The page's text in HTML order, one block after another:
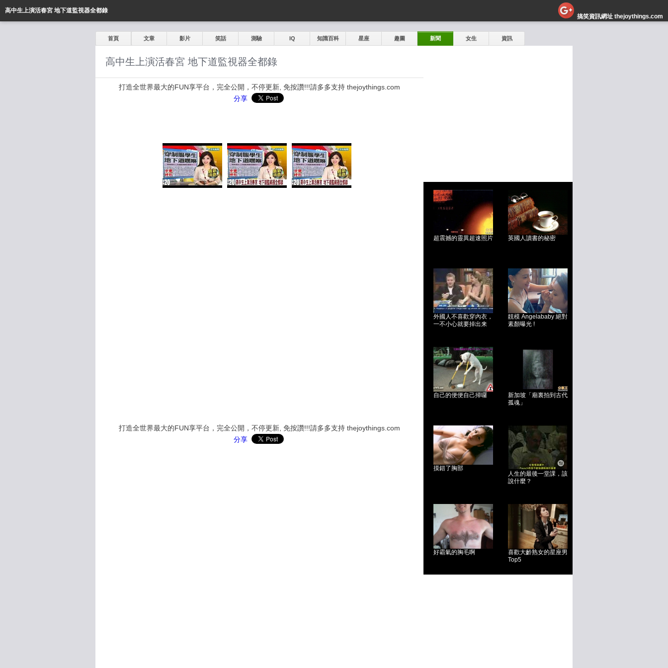
高中生上演活春宮 地下道監視器全都錄
搞笑資訊網址 thejoythings.com
首頁 文章 影片 笑話 測驗 IQ 知識百科 星座 趣圖 新聞 女生 資訊
超震撼的靈異超速照片 英國人讀書的秘密
外國人不喜歡穿內衣，
一不小心就要掉出来
靚模 Angelababy 絕對
素顏曝光 !
自己的便便自己掃囉
新加坡「廟裏拍到古代
孤魂」
摸錯了胸部
人生的最後一堂課，該
說什麼？
好霸氣的胸毛啊
喜歡大齡熟女的星座男
Top5
高中生上演活春宮 地下道監視器全都錄
打造全世界最大的FUN享平台，完全公開，不停更新, 免按讚!!!請多多支持 thejoythings.com
分享
打造全世界最大的FUN享平台，完全公開，不停更新, 免按讚!!!請多多支持 thejoythings.com
分享